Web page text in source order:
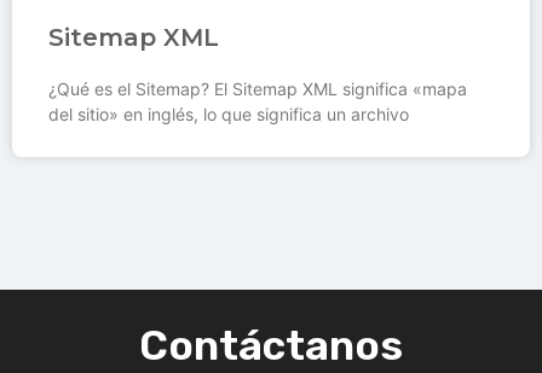
Sitemap XML
¿Qué es el Sitemap? El Sitemap XML significa «mapa
del sitio» en inglés, lo que significa un archivo
Contáctanos